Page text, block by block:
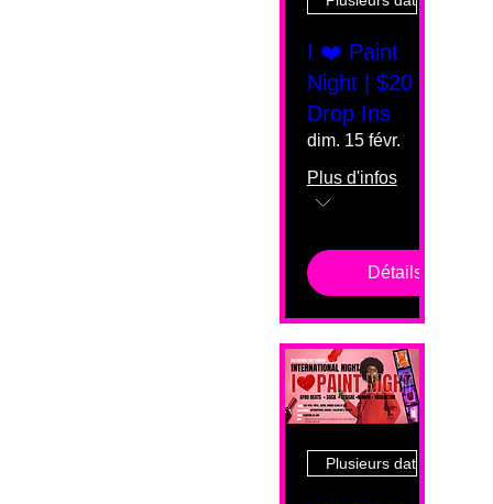
I ❤️ Paint
Night | $20
Drop Ins
dim. 15 févr.
Plus d'infos
Détails
Plusieurs dates